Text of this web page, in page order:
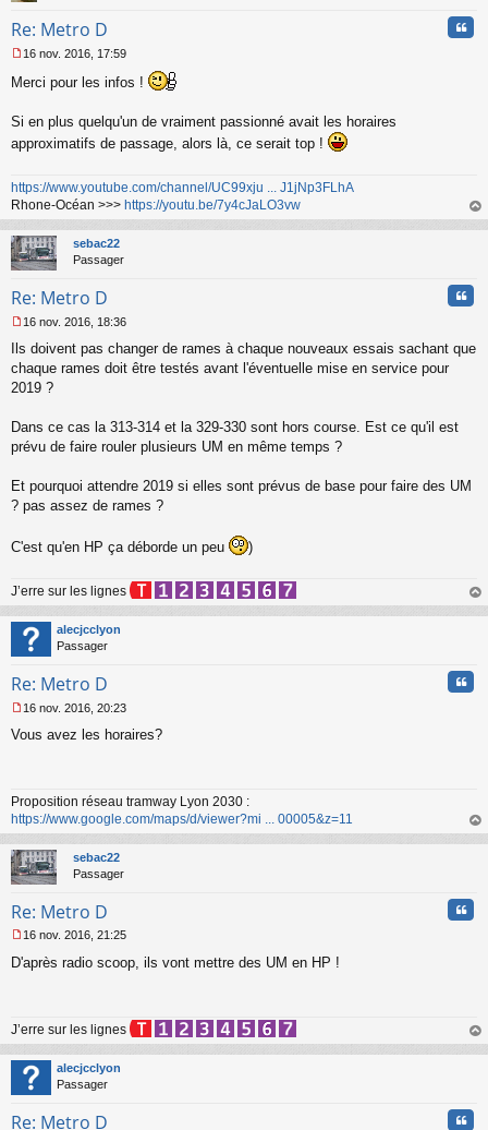
Re: Metro D
e
g
n
o
n
l
u
16 nov. 2016, 17:59
Merci pour les infos !
Si en plus quelqu'un de vraiment passionné avait les horaires
approximatifs de passage, alors là, ce serait top !
https://www.youtube.com/channel/UC99xju ... J1jNp3FLhA
Rhone-Océan >>> https://youtu.be/7y4cJaLO3vw
au
sebac22
Passager
Re: Metro D
e
s
s
e
n
n
u
16 nov. 2016, 18:36
Ils doivent pas changer de rames à chaque nouveaux essais sachant que
chaque rames doit être testés avant l'éventuelle mise en service pour
2019 ?
Dans ce cas la 313-314 et la 329-330 sont hors course. Est ce qu'il est
prévu de faire rouler plusieurs UM en même temps ?
Et pourquoi attendre 2019 si elles sont prévus de base pour faire des UM
? pas assez de rames ?
C'est qu'en HP ça déborde un peu )
J’erre sur les lignes
au
alecjcclyon
Passager
Re: Metro D
e
g
e
n
o
n
l
16 nov. 2016, 20:23
Vous avez les horaires?
Proposition réseau tramway Lyon 2030 :
https://www.google.com/maps/d/viewer?mi ... 00005&z=11
au
sebac22
Passager
Re: Metro D
e
g
e
n
o
n
u
16 nov. 2016, 21:25
D'après radio scoop, ils vont mettre des UM en HP !
J’erre sur les lignes
au
alecjcclyon
Passager
Re: Metro D